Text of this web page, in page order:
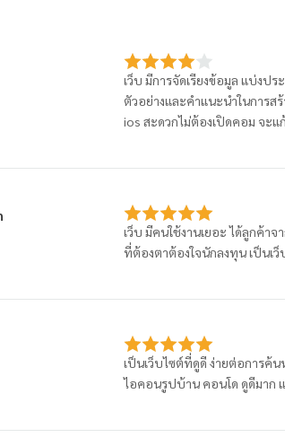
เว็บ มีการจัดเรียงข้อมูล แบ่งป
ตัวอย่างและคำแนะนำในการ
ios สะดวกไม่ต้องเปิดคอม จะ
เว็บ มีคนใช้งานเยอะ ได้ลูกค้า
ที่ต้องตาต้องใจนักลงทุน เป็นเ
เป็นเว็บไซต์ที่ดูดี ง่ายต่อการค้
ไอคอนรูปบ้าน คอนโด ดูดีมาก